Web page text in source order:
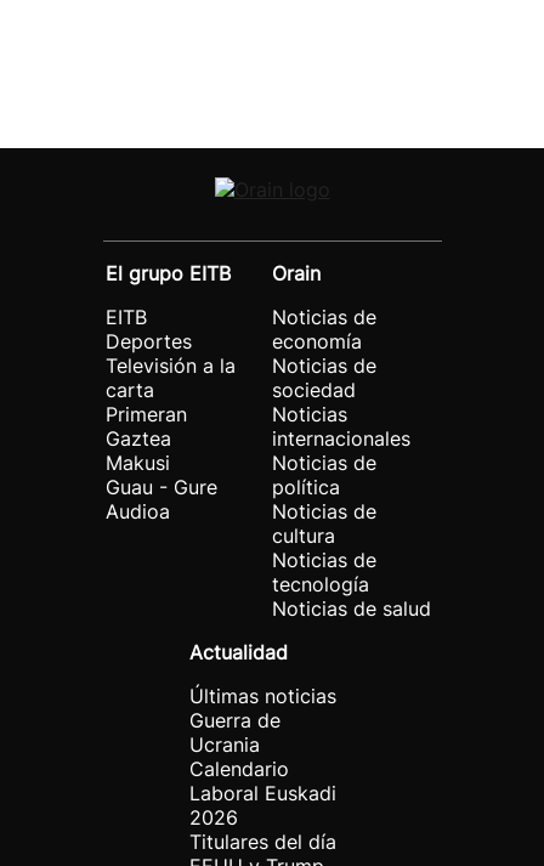
El grupo EITB
EITB
Deportes
Televisión a la
carta
Primeran
Gaztea
Makusi
Guau - Gure
Audioa
Orain
Noticias de
economía
Noticias de
sociedad
Noticias
internacionales
Noticias de
política
Noticias de
cultura
Noticias de
tecnología
Noticias de salud
Actualidad
Últimas noticias
Guerra de
Ucrania
Calendario
Laboral Euskadi
2026
Titulares del día